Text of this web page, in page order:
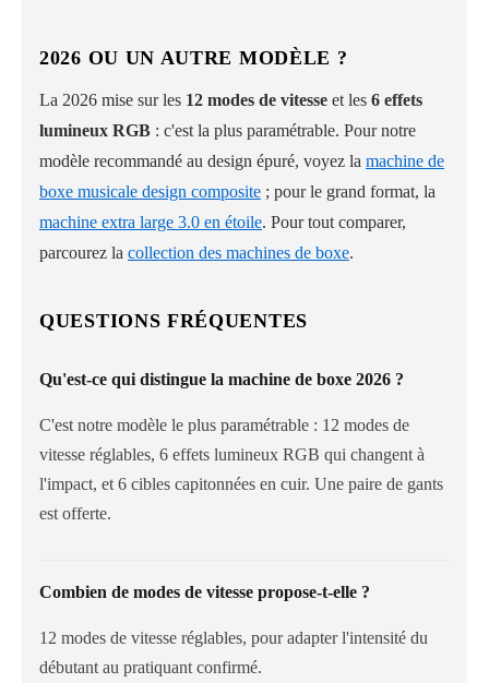
2026 OU UN AUTRE MODÈLE ?
La 2026 mise sur les 12 modes de vitesse et les 6 effets
lumineux RGB : c'est la plus paramétrable. Pour notre
modèle recommandé au design épuré, voyez la machine de
boxe musicale design composite ; pour le grand format, la
machine extra large 3.0 en étoile. Pour tout comparer,
parcourez la collection des machines de boxe.
QUESTIONS FRÉQUENTES
Qu'est-ce qui distingue la machine de boxe 2026 ?
C'est notre modèle le plus paramétrable : 12 modes de
vitesse réglables, 6 effets lumineux RGB qui changent à
l'impact, et 6 cibles capitonnées en cuir. Une paire de gants
est offerte.
Combien de modes de vitesse propose-t-elle ?
12 modes de vitesse réglables, pour adapter l'intensité du
débutant au pratiquant confirmé.